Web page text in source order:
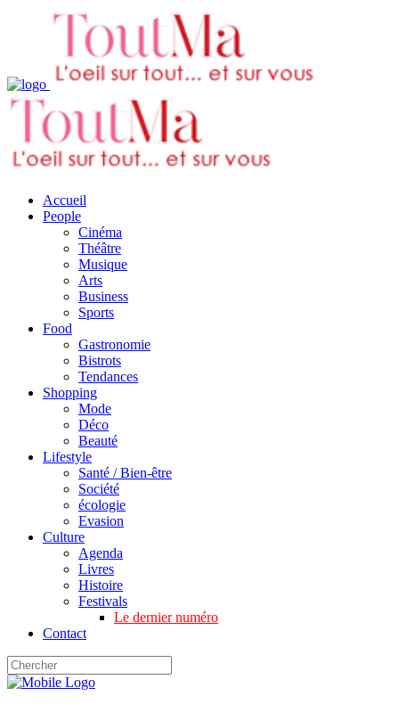
Accueil
People
Cinéma
Théâtre
Musique
Arts
Business
Sports
Food
Gastronomie
Bistrots
Tendances
Shopping
Mode
Déco
Beauté
Lifestyle
Santé / Bien-être
Société
écologie
Evasion
Culture
Agenda
Livres
Histoire
Festivals
Le dernier numéro
Contact